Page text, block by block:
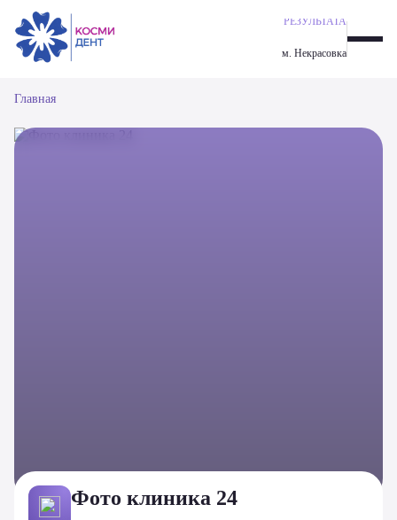
РЕЗУЛЬТАТА
м. Некрасовка
ИМПЛАНТАЦИЯ ALL-ON-6
ОДНОМОМЕНТНАЯ ИМПЛАНТАЦИЯ ЗУБОВ
ПАРОДОНТОЛОГИЯ
Главная
Фото клиника 24